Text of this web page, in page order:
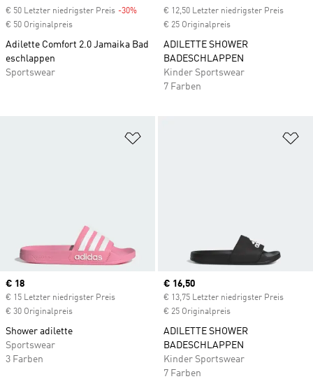
€ 50 Letzter niedrigster Preis -30% Discount
€ 50 Originalpreis
Adilette Comfort 2.0 Jamaika Bad
eschlappen
Sportswear
€ 12,50 Letzter niedrigster Preis
€ 25 Originalpreis
ADILETTE SHOWER
BADESCHLAPPEN
Kinder Sportswear
7 Farben
Current price
€ 18
€ 15 Letzter niedrigster Preis
€ 30 Originalpreis
Shower adilette
Sportswear
3 Farben
Current price
€ 16,50
€ 13,75 Letzter niedrigster Preis
€ 25 Originalpreis
ADILETTE SHOWER
BADESCHLAPPEN
Kinder Sportswear
7 Farben